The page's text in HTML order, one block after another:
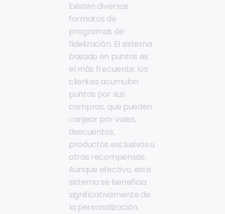
Existen diversos
formatos de
programas de
fidelización. El sistema
basado en puntos es
el más frecuente: los
clientes acumulan
puntos por sus
compras, que pueden
canjear por vales,
descuentos,
productos exclusivos u
otras recompensas.
Aunque efectivo, este
sistema se beneficia
significativamente de
la personalización.